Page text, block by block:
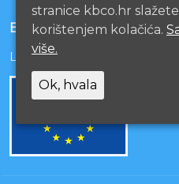
EU PROJEKTI
Lista projekata
stranice kbco.hr slažete
korištenjem kolačića.
više.
Ok, hvala